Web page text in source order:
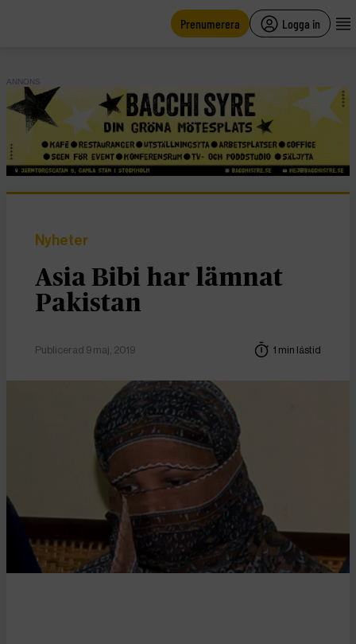
Prenumerera Logga in
ANNONS
Nyheter
Asia Bibi har lämnat
Pakistan
Publicerad 9 maj, 2019 1 min lästid